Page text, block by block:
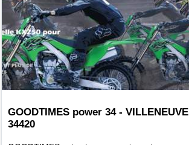
GOODTIMES power 34 - VILLENEUVE
34420